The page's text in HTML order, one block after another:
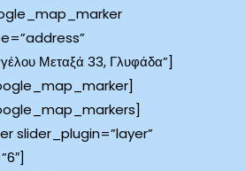
Μεταξά 33, Γλυφάδα”]
slider_plugin=”layer”